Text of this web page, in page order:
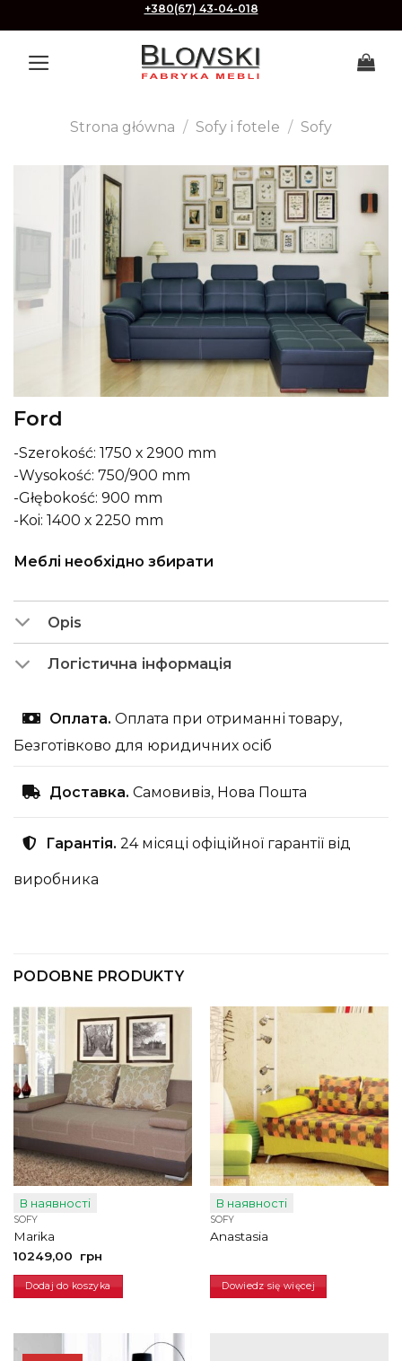
to
content
+380(67) 43-04-018
Strona główna / Sofy i fotele / Sofy
Ford
-Szerokość: 1750 х 2900 mm
-Wysokość: 750/900 mm
-Głębokość: 900 mm
-Koi: 1400 х 2250 mm
Меблі необхідно збирати
Opis
Логістична інформація
Оплата. Оплата при отриманні товару,
Безготівково для юридичних осіб
Доставка. Самовивіз, Нова Пошта
Гарантія. 24 місяці офіційної гарантії від
виробника
PODOBNE PRODUKTY
В наявності
SOFY
Marika
10249,00
грн
Dodaj do koszyka
В наявності
SOFY
Anastasia
Dowiedz się więcej